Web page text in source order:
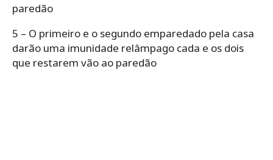
paredão
5 – O primeiro e o segundo emparedado pela casa
darão uma imunidade relâmpago cada e os dois
que restarem vão ao paredão